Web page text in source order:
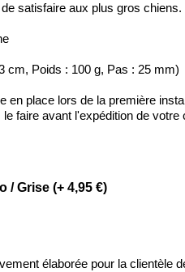
satisfaire aux plus gros chiens.
cm, Poids : 100 g, Pas : 25 mm)
en place lors de la première
faire avant l'expédition de votre
/ Grise (+ 4,95 €)
élaborée pour la